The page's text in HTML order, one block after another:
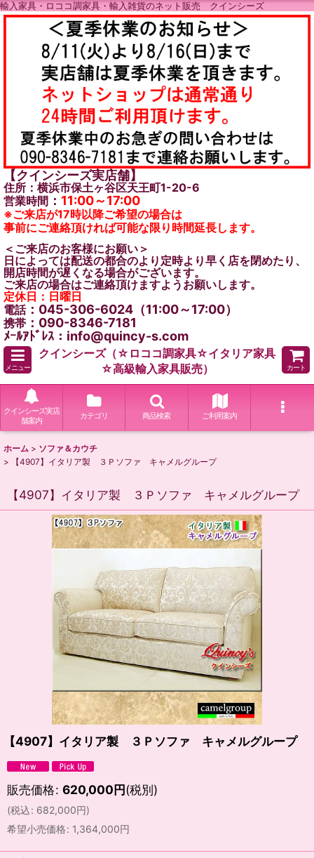
輸入家具・ロココ調家具・輸入雑貨のネット販売 クインシーズ
【クインシーズ実店舗】
住所：横浜市保土ヶ谷区天王町1-20-6
営業時間 ： 11:00～17:00
※ご来店が17時以降ご希望の場合は
事前にご連絡頂ければ可能な限り時間延長します。
＜ご来店のお客様にお願い＞
日によっては配送の都合のより定時より早く店を閉めたり、
開店時間が遅くなる場合がございます。
ご来店の場合はご連絡頂けますようお願いします。
定休日：日曜日
電話：045-306-6024（11:00～17:00）
携帯 ：090-8346-7181
ﾒｰﾙｱﾄﾞﾚｽ：info@quincy-s.com
メニュー
クインシーズ（☆ロココ調家具☆イタリア家具
☆高級輸入家具販売）
カート
クインシーズ実店
舗案内
カテゴリ 商品検索 ご利用案内
ホーム > ソファ＆カウチ
>
【4907】イタリア製 ３Ｐソファ キャメルグループ
【4907】イタリア製 ３Ｐソファ キャメルグループ
【4907】イタリア製 ３Ｐソファ キャメルグループ
販売価格: 620,000円(税別)
(税込: 682,000円)
希望小売価格: 1,364,000円